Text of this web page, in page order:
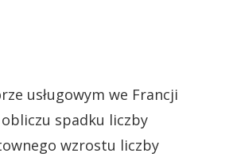
usługowym we Francji
obliczu spadku liczby
wzrostu liczby